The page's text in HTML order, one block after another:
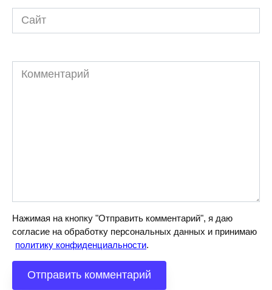
Сайт
Комментарий
Нажимая на кнопку "Отправить комментарий", я даю
согласие на обработку персональных данных и принимаю
политику конфиденциальности.